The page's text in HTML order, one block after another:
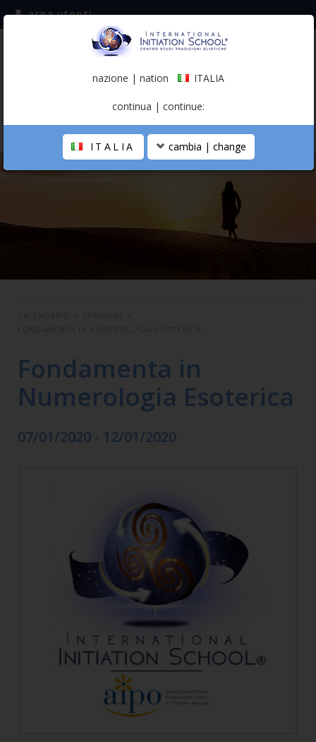
iscriviti alla mailing list
(italiano)
area utenti
LA SCUOLA
Fondamenta in
Numerologia Esoterica
07/01/2020 - 12/01/2020
nazione | nation ITALIA
continua | continue:
ITALIA cambia | change